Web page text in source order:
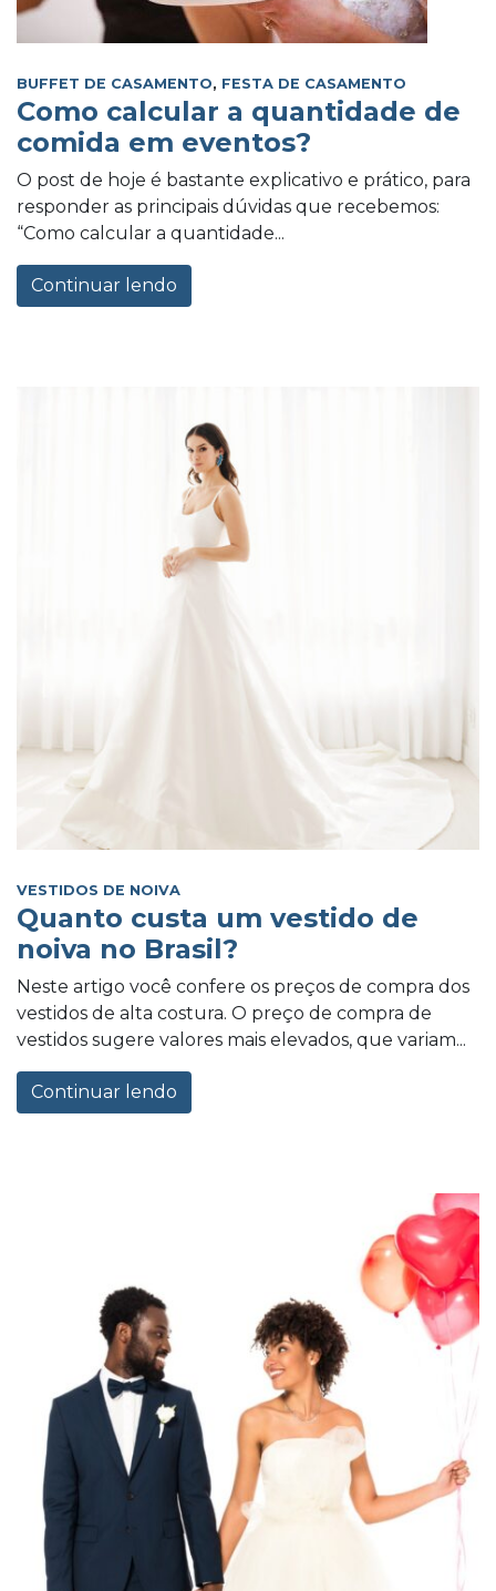
BUFFET DE CASAMENTO, FESTA DE CASAMENTO
Como calcular a quantidade de
comida em eventos?
O post de hoje é bastante explicativo e prático, para
responder as principais dúvidas que recebemos:
“Como calcular a quantidade...
Continuar lendo
VESTIDOS DE NOIVA
Quanto custa um vestido de
noiva no Brasil?
Neste artigo você confere os preços de compra dos
vestidos de alta costura. O preço de compra de
vestidos sugere valores mais elevados, que variam...
Continuar lendo